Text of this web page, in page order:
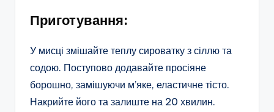
Приготування:
У мисці змішайте теплу сироватку з сіллю та
содою. Поступово додавайте просіяне
борошно, замішуючи м’яке, еластичне тісто.
Накрийте його та залиште на 20 хвилин.